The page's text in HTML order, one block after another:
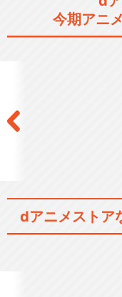
今期アニ
dアニメストア